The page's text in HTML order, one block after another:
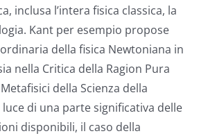
inclusa l’intera fisica classica, la
Kant per esempio propose
della fisica Newtoniana in
nella Critica della Ragion Pura
della Scienza della
luce di una parte significativa delle
disponibili, il caso della